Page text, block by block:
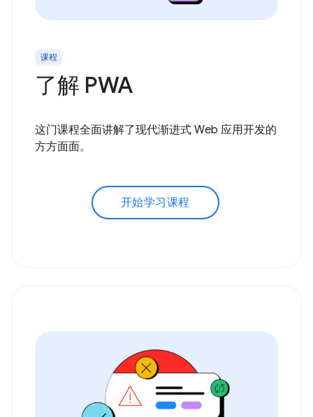
课程
了解 PWA
这门课程全面讲解了现代渐进式 Web 应用开发的
方方面面。
开始学习课程